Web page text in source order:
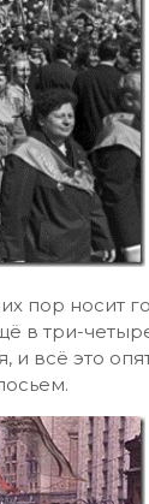
пор носит
в три-
и всё это